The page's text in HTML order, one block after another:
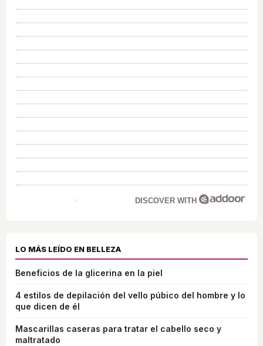
DISCOVER WITH
LO MÁS LEÍDO EN BELLEZA
Beneficios de la glicerina en la piel
4 estilos de depilación del vello púbico del hombre y lo
que dicen de él
Mascarillas caseras para tratar el cabello seco y
maltratado